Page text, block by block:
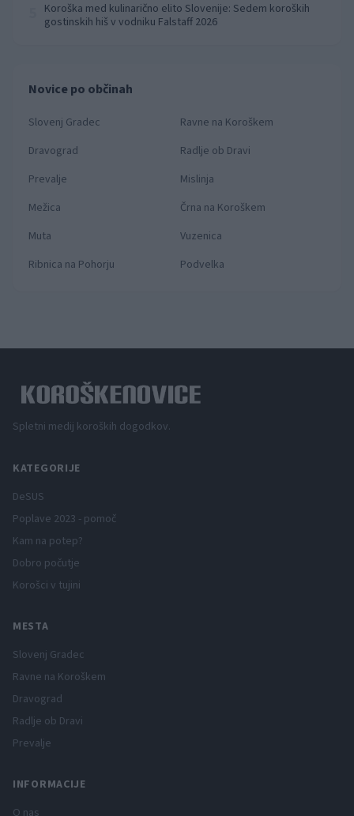
Koroška med kulinarično elito Slovenije: Sedem koroških
gostinskih hiš v vodniku Falstaff 2026
Novice po občinah
Slovenj Gradec
Ravne na Koroškem
Dravograd
Radlje ob Dravi
Prevalje
Mislinja
Mežica
Črna na Koroškem
Muta
Vuzenica
Ribnica na Pohorju
Podvelka
Spletni medij koroških dogodkov.
KATEGORIJE
DeSUS
Poplave 2023 - pomoč
Kam na potep?
Dobro počutje
Korošci v tujini
MESTA
Slovenj Gradec
Ravne na Koroškem
Dravograd
Radlje ob Dravi
Prevalje
INFORMACIJE